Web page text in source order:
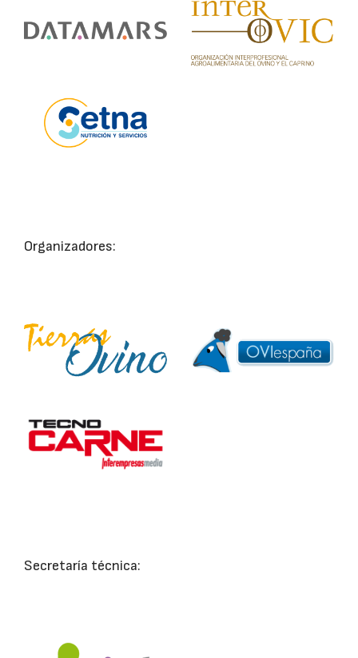
Organizadores:
Secretaría técnica: